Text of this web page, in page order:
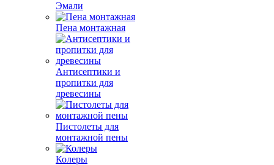
Эмали
Пена монтажная
Антисептики и
пропитки для
древесины
Пистолеты для
монтажной пены
Колеры